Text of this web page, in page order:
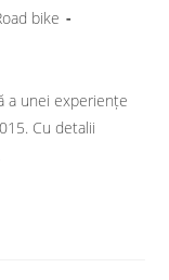
bike
a unei experiențe
Cu detalii